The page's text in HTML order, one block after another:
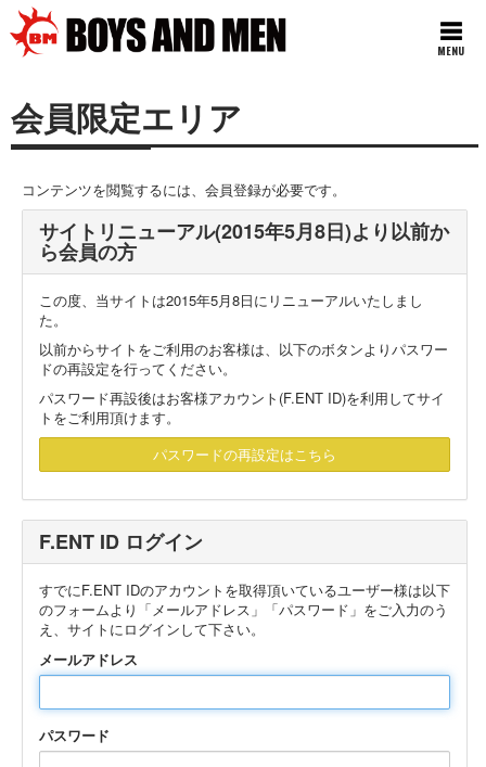
MENU
会員限定エリア
コンテンツを閲覧するには、会員登録が必要です。
サイトリニューアル(2015年5月8日)より以前か
ら会員の方
この度、当サイトは2015年5月8日にリニューアルいたしまし
た。
以前からサイトをご利用のお客様は、以下のボタンよりパスワー
ドの再設定を行ってください。
パスワード再設後はお客様アカウント(F.ENT ID)を利用してサイ
トをご利用頂けます。
パスワードの再設定はこちら
F.ENT ID ログイン
すでにF.ENT IDのアカウントを取得頂いているユーザー様は以下
のフォームより「メールアドレス」「パスワード」をご入力のう
え、サイトにログインして下さい。
メールアドレス
パスワード